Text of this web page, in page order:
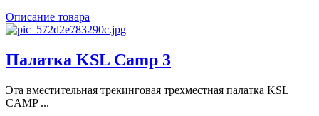
Описание товара
Палатка KSL Camp 3
Эта вместительная трекинговая трехместная палатка KSL
CAMP ...